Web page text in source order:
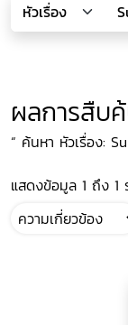
ผลการสืบ
“ ค้นหา หัวเรื่อง:
แสดงข้อมูล 1 ถึง 1